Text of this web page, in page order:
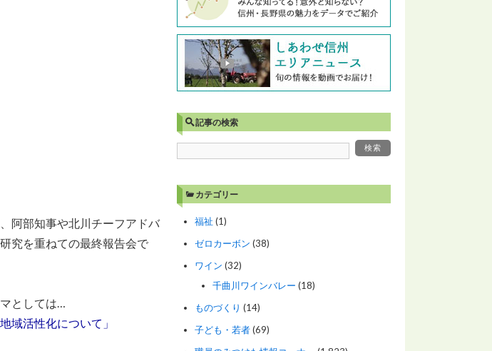
阿部知事や北川チーフアドバ
究を重ねての最終報告会で
としては…
域活性化について」
記事の検索
カテゴリー
福祉 (1)
ゼロカーボン (38)
ワイン (32)
千曲川ワインバレー (18)
ものづくり (14)
子ども・若者(69)